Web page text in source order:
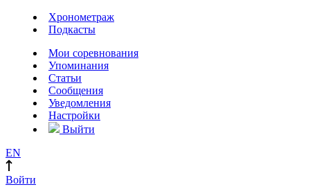
Хронометраж
Подкасты
Мои соревнования
Упоминания
Статьи
Сообщения
Уведомления
Настройки
Выйти
EN
Войти